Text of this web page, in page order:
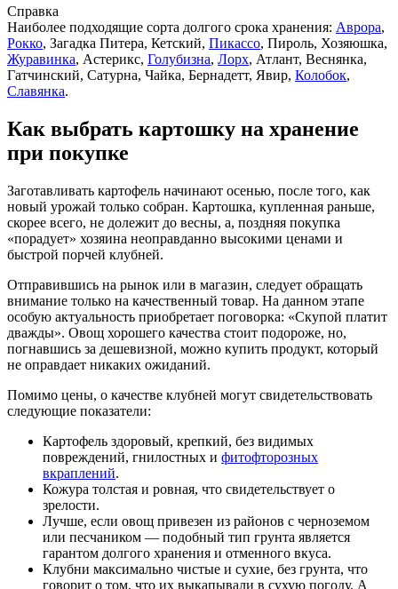
Справка
Наиболее подходящие сорта долгого срока хранения: Аврора,
Рокко, Загадка Питера, Кетский, Пикассо, Пироль, Хозяюшка,
Журавинка, Астерикс, Голубизна, Лорх, Атлант, Веснянка,
Гатчинский, Сатурна, Чайка, Бернадетт, Явир, Колобок,
Славянка.
Как выбрать картошку на хранение
при покупке
Заготавливать картофель начинают осенью, после того, как
новый урожай только собран. Картошка, купленная раньше,
скорее всего, не долежит до весны, а, поздняя покупка
«порадует» хозяина неоправданно высокими ценами и
быстрой порчей клубней.
Отправившись на рынок или в магазин, следует обращать
внимание только на качественный товар. На данном этапе
особую актуальность приобретает поговорка: «Скупой платит
дважды». Овощ хорошего качества стоит подороже, но,
погнавшись за дешевизной, можно купить продукт, который
не оправдает никаких ожиданий.
Помимо цены, о качестве клубней могут свидетельствовать
следующие показатели:
Картофель здоровый, крепкий, без видимых
повреждений, гнилостных и фитофторозных
вкраплений.
Кожура толстая и ровная, что свидетельствует о
зрелости.
Лучше, если овощ привезен из районов с черноземом
или песчаником — подобный тип грунта является
гарантом долгого хранения и отменного вкуса.
Клубни максимально чистые и сухие, без грунта, что
говорит о том, что их выкапывали в сухую погоду. А